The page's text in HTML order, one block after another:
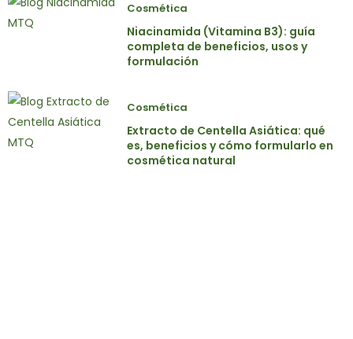
Cosmética
Niacinamida (Vitamina B3): guía
completa de beneficios, usos y
formulación
Cosmética
Extracto de Centella Asiática: qué
es, beneficios y cómo formularlo en
cosmética natural